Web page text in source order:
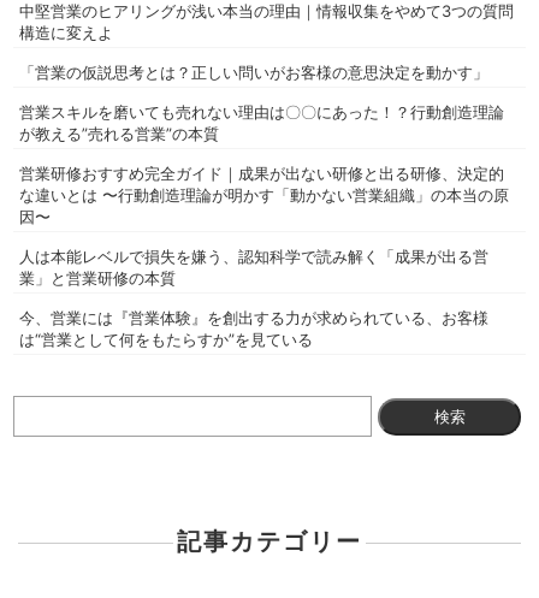
中堅営業のヒアリングが浅い本当の理由｜情報収集をやめて3つの質問
構造に変えよ
「営業の仮説思考とは？正しい問いがお客様の意思決定を動かす」
営業スキルを磨いても売れない理由は〇〇にあった！？行動創造理論
が教える”売れる営業”の本質
営業研修おすすめ完全ガイド｜成果が出ない研修と出る研修、決定的
な違いとは 〜行動創造理論が明かす「動かない営業組織」の本当の原
因〜
人は本能レベルで損失を嫌う、認知科学で読み解く「成果が出る営
業」と営業研修の本質
今、営業には『営業体験』を創出する力が求められている、お客様
は“営業として何をもたらすか”を見ている
索:
記事カテゴリー